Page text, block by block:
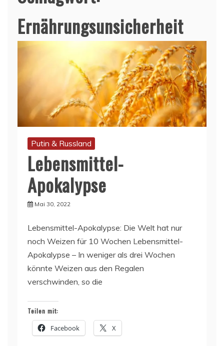
Ernährungsunsicherheit
Putin & Russland
Lebensmittel-
Apokalypse
Mai 30, 2022
Lebensmittel-Apokalypse: Die Welt hat nur
noch Weizen für 10 Wochen Lebensmittel-
Apokalypse – In weniger als drei Wochen
könnte Weizen aus den Regalen
verschwinden, so die
Teilen mit:
Facebook X